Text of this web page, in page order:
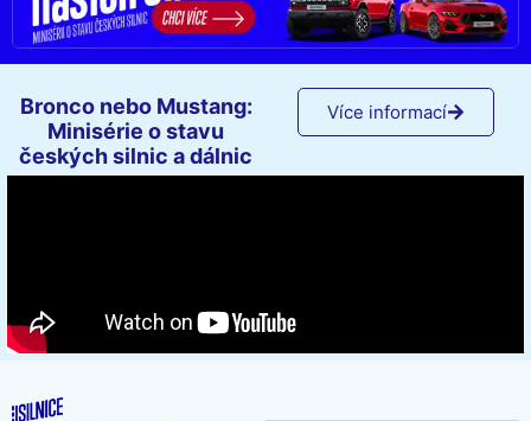
Bronco nebo Mustang:
Minisérie o stavu
českých silnic a dálnic
Více informací